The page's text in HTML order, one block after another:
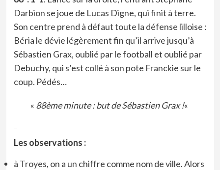
Darbion se joue de Lucas Digne, qui finit à terre.
Son centre prend à défaut toute la défense lilloise :
Béria le dévie légèrement fin qu’il arrive jusqu’à
Sébastien Grax, oublié par le football et oublié par
Debuchy, qui s’est collé à son pote Franckie sur le
coup. Pédés…
« 88ème minute : but de Sébastien Grax !«
Les observations :
à Troyes, on a un chiffre comme nom de ville. Alors